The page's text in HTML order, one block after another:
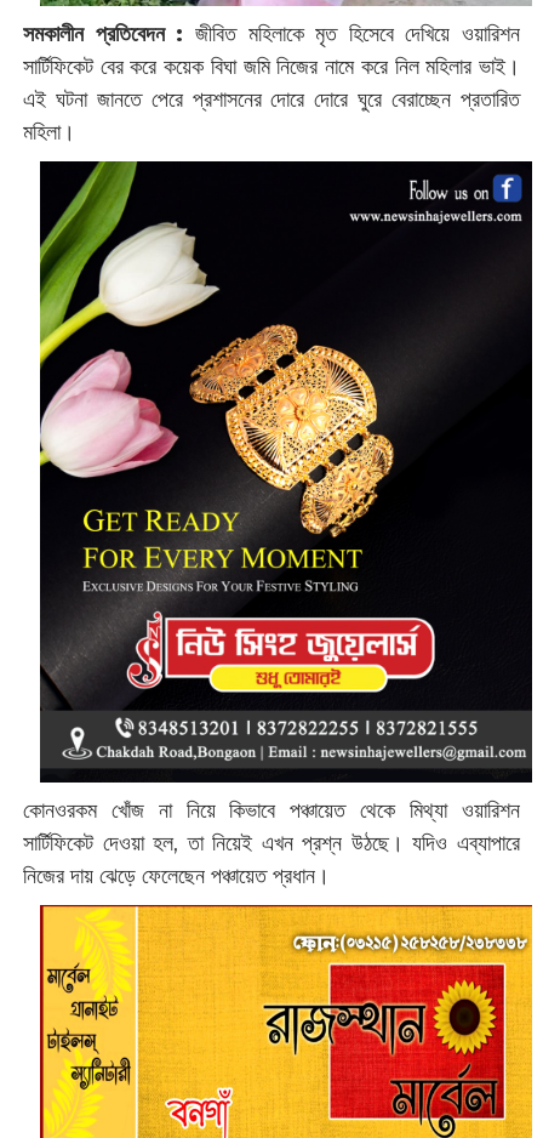
সমকালীন ‌প্রতিবেদন : জীবিত মহিলাকে মৃত হিসেবে দেখিয়ে ওয়ারিশন
সার্টিফিকেট বের করে কয়েক বিঘা জমি নিজের নামে করে নিল মহিলার ভাই।
এই ঘটনা জানতে পেরে প্রশাসনের দোরে দোরে ঘুরে বেরাচ্ছেন প্রতারিত
মহিলা।
কোনওরকম খোঁজ না নিয়ে কিভাবে পঞ্চায়েত থেকে মিথ্যা ওয়ারিশন
সার্টিফিকেট দেওয়া হল, তা নিয়েই এখন প্রশ্ন উঠছে।যদিও এব্যাপারে
নিজের দায় ঝেড়ে ফেলেছেন পঞ্চায়েত প্রধান।